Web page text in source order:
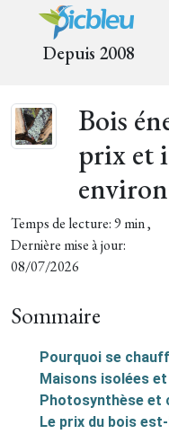
Depuis 2008
Bois
prix et
Temps de lecture: 9 min ,
Dernière mise à jour:
08/07/2026
Sommaire
Pourquoi se
Maisons isolées
Photosynthèse et
Le prix du bois